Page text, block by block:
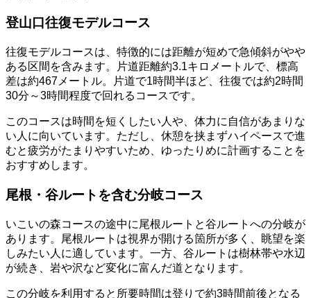
登山口往復モデルコース
往復モデルコースは、特徴的には距離が短めで急傾斜がやや
ある区間を含みます。片道距離約3.1キロメートルで、標高
差は約467メートル。片道で1時間半ほど、往復では約2時間
30分～3時間程度で回れるコースです。
このコースは時間を短くしたい人や、体力に自信があまりな
い人に向いています。ただし、休憩を挟まずハイペースで進
むと疲労がたまりやすいため、ゆったりめに計画することを
おすすめします。
尾根・谷ルートを含む分岐コース
いこいの森コースの途中に尾根ルートと谷ルートへの分岐が
あります。尾根ルートは視界が開ける箇所が多く、眺望を楽
しみたい人に適しています。一方、谷ルートは樹林帯や水辺
が続き、岩や沢など変化に富んだ道となります。
この分岐を利用すると所要時間は登りで約3時間前後となる